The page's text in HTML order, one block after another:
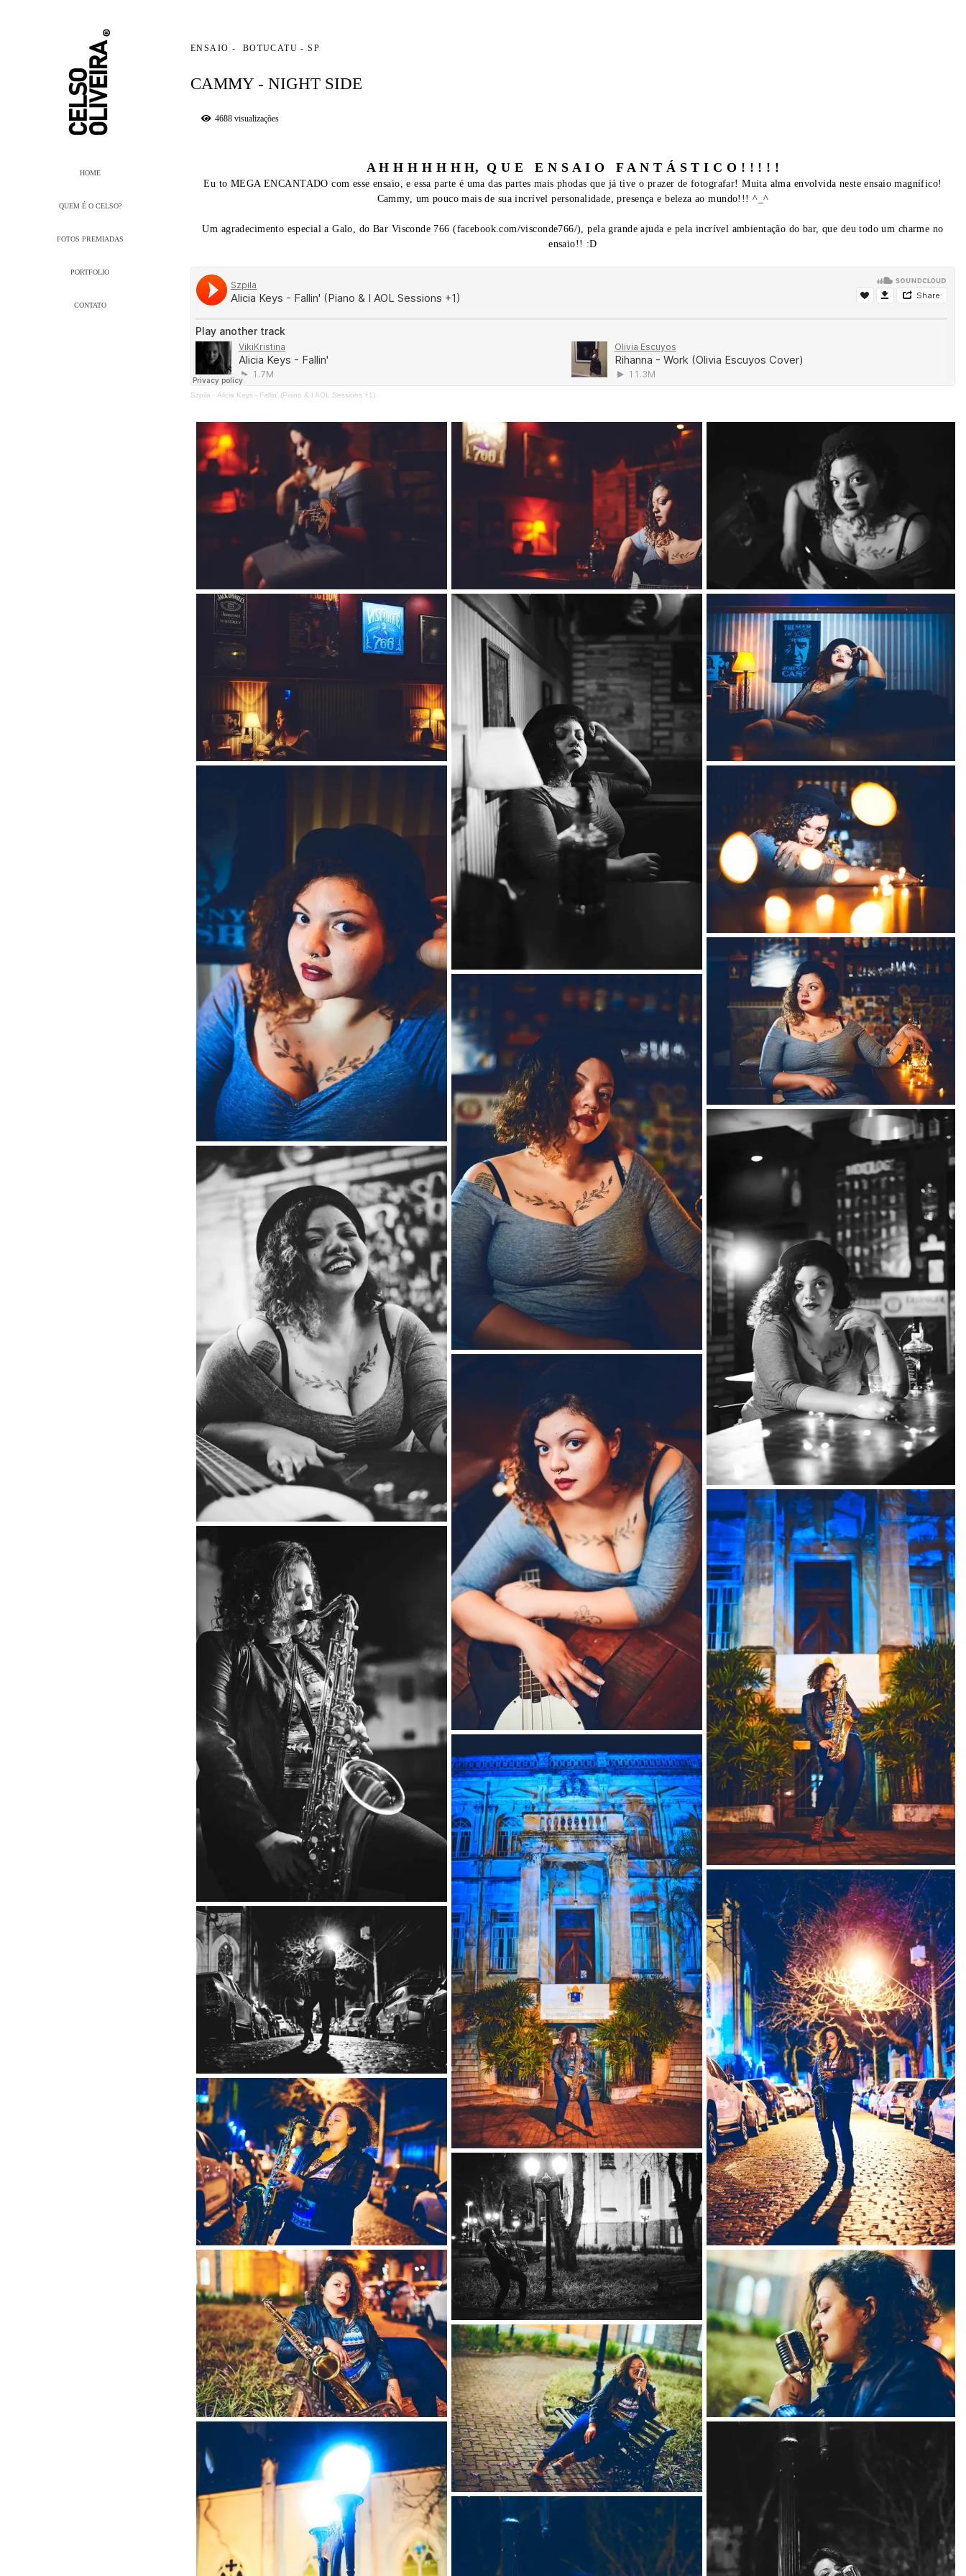
HOME
QUEM É O CELSO?
FOTOS PREMIADAS
PORTFOLIO
CONTATO
ENSAIO BOTUCATU - SP
CAMMY - NIGHT SIDE
4688 visualizações
A H H H H H H H, Q U E E N S A I O F A N T Á S T I C O ! ! ! ! !
Eu to MEGA ENCANTADO com esse ensaio, e essa parte é uma das partes mais phodas que já tive o prazer de fotografar! Muita alma envolvida neste ensaio magnífico!
Cammy, um pouco mais de sua incrível personalidade, presença e beleza ao mundo!!! ^_^
Um agradecimento especial a Galo, do Bar Visconde 766 (facebook.com/visconde766/), pela grande ajuda e pela incrível ambientação do bar, que deu todo um charme no
ensaio!! :D
Szpila · Alicia Keys - Fallin' (Piano & I AOL Sessions +1)